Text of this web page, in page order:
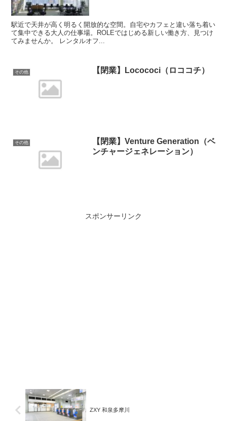
駅近で天井が高く明るく開放的な空間。自宅やカフェと違い落ち着い
て集中できる大人の仕事場。ROLEではじめる新しい働き方、見つけ
てみませんか。 レンタルオフ...
その他 【閉業】Locococi（ロココチ）
その他
【閉業】Venture Generation（ベ
ンチャージェネレーション）
スポンサーリンク
ZXY 和泉多摩川